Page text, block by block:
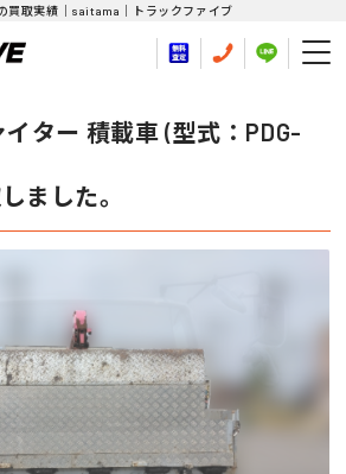
買取実績｜saitama｜トラックファイブ
ター 積載車 (型式：PDG-
ました。